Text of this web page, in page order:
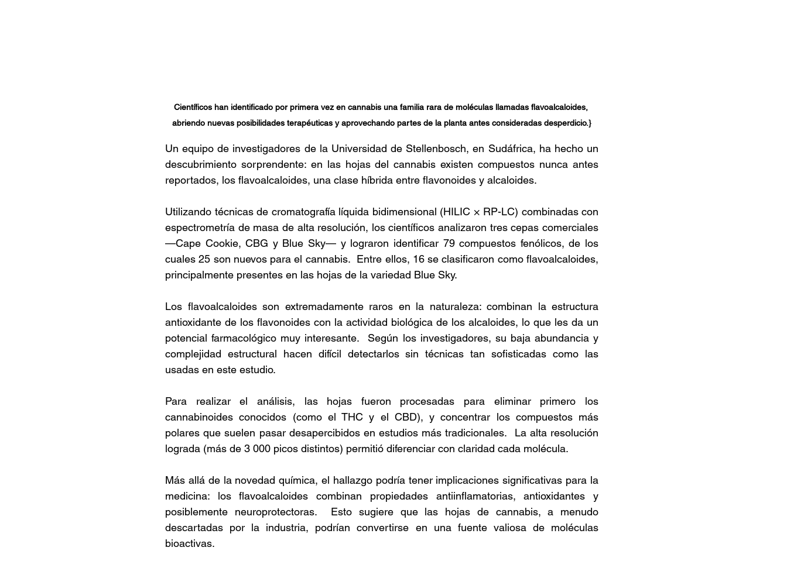
Científicos han identificado por primera vez en cannabis una familia rara de moléculas llamadas flavoalcaloides,
abriendo nuevas posibilidades terapéuticas y aprovechando partes de la planta antes consideradas desperdicio.}
Un equipo de investigadores de la Universidad de Stellenbosch, en Sudáfrica, ha hecho un
descubrimiento sorprendente: en las hojas del cannabis existen compuestos nunca antes
reportados, los flavoalcaloides, una clase híbrida entre flavonoides y alcaloides.
Utilizando técnicas de cromatografía líquida bidimensional (HILIC × RP-LC) combinadas con
espectrometría de masa de alta resolución, los científicos analizaron tres cepas comerciales
—Cape Cookie, CBG y Blue Sky— y lograron identificar 79 compuestos fenólicos, de los
cuales 25 son nuevos para el cannabis.  Entre ellos, 16 se clasificaron como flavoalcaloides,
principalmente presentes en las hojas de la variedad Blue Sky.
Los flavoalcaloides son extremadamente raros en la naturaleza: combinan la estructura
antioxidante de los flavonoides con la actividad biológica de los alcaloides, lo que les da un
potencial farmacológico muy interesante.  Según los investigadores, su baja abundancia y
complejidad estructural hacen difícil detectarlos sin técnicas tan sofisticadas como las
usadas en este estudio.
Para realizar el análisis, las hojas fueron procesadas para eliminar primero los
cannabinoides conocidos (como el THC y el CBD), y concentrar los compuestos más
polares que suelen pasar desapercibidos en estudios más tradicionales.  La alta resolución
lograda (más de 3 000 picos distintos) permitió diferenciar con claridad cada molécula.
Más allá de la novedad química, el hallazgo podría tener implicaciones significativas para la
medicina: los flavoalcaloides combinan propiedades antiinflamatorias, antioxidantes y
posiblemente neuroprotectoras.  Esto sugiere que las hojas de cannabis, a menudo
descartadas por la industria, podrían convertirse en una fuente valiosa de moléculas
bioactivas.